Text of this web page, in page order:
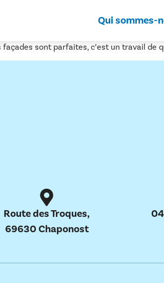
Qui sommes-
façades sont parfaites, c’est un travail de
Route des Troques,
69630 Chaponost